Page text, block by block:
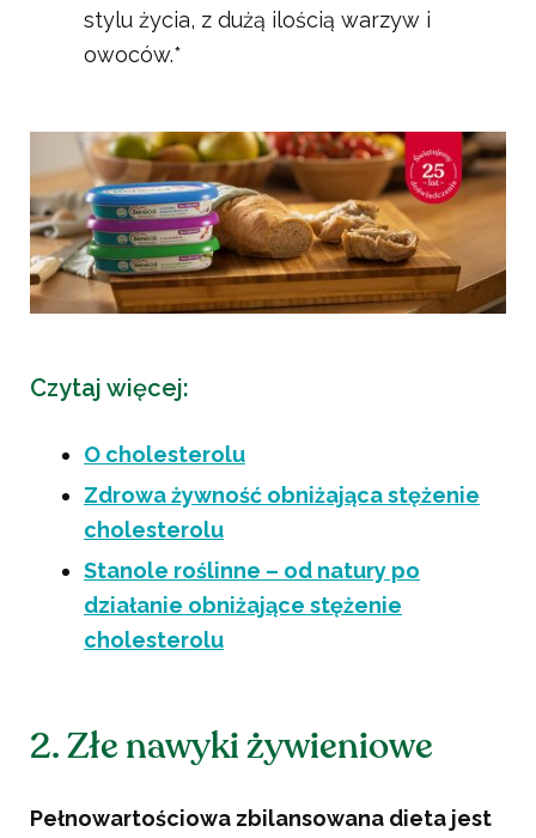
stylu życia, z dużą ilością warzyw i
owoców.*
Czytaj więcej:
O cholesterolu
Zdrowa żywność obniżająca stężenie
cholesterolu
Stanole roślinne – od natury po
działanie obniżające stężenie
cholesterolu
2. Złe nawyki żywieniowe
Pełnowartościowa zbilansowana dieta jest